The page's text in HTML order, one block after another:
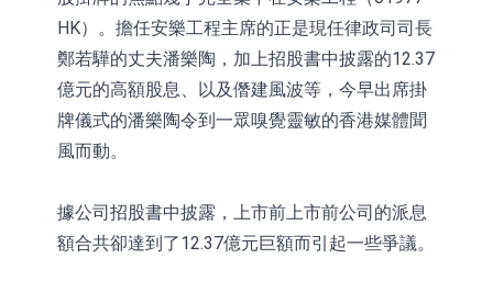
基因(000710.CN)漲10.02%
「X-Day」西麗湖路演社清華校友電
子信息專場成功舉辦
市場監管總局印發《廣告業統計調查
制度》
HK）。擔任安樂工程主席的正是現任律政司司長
鄭若驊的丈夫潘樂陶，加上招股書中披露的12.37
億元的高額股息、以及僭建風波等，今早出席掛
牌儀式的潘樂陶令到一眾嗅覺靈敏的香港媒體聞
風而動。
據公司招股書中披露，上市前上市前公司的派息
額合共卻達到了12.37億元巨額而引起一些爭議。